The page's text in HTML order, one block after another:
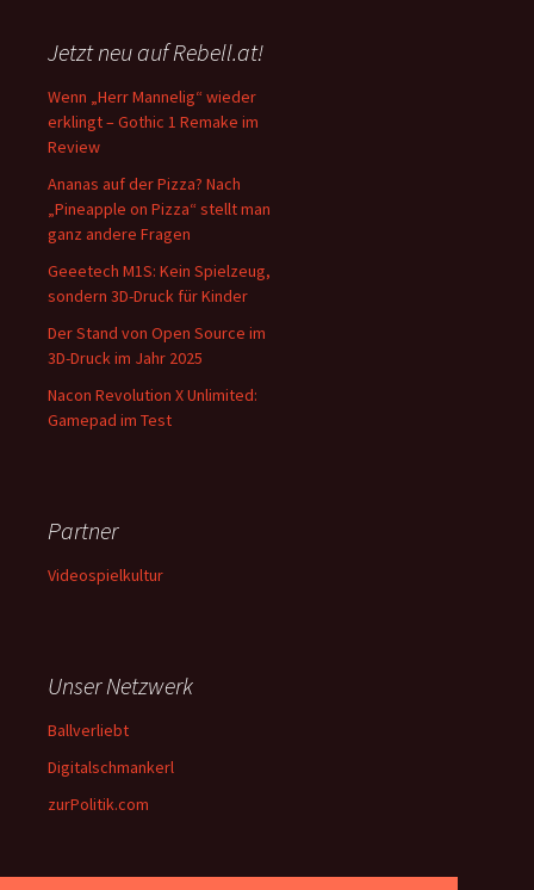
Jetzt neu auf Rebell.at!
Wenn „Herr Mannelig“ wieder
erklingt – Gothic 1 Remake im
Review
Ananas auf der Pizza? Nach
„Pineapple on Pizza“ stellt man
ganz andere Fragen
Geeetech M1S: Kein Spielzeug,
sondern 3D-Druck für Kinder
Der Stand von Open Source im
3D-Druck im Jahr 2025
Nacon Revolution X Unlimited:
Gamepad im Test
Partner
Videospielkultur
Unser Netzwerk
Ballverliebt
Digitalschmankerl
zurPolitik.com